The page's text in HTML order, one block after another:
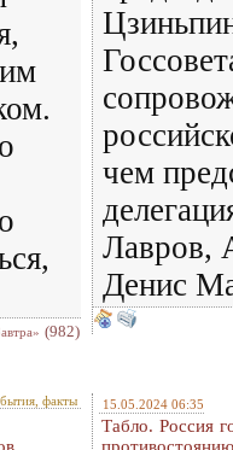
(982)
чем
Лавров,
Денис
факты 15.05.2024 06:35
Табло. Россия